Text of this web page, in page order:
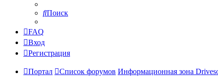
Поиск
FAQ
Вход
Регистрация
Портал Список форумов Информационная зона